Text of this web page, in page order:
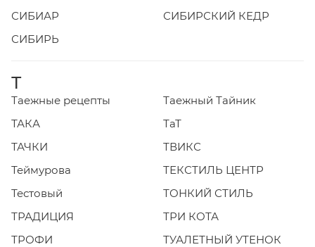
СИБИАР
СИБИРСКИЙ КЕДР
СИБИРЬ
Т
Таежные рецепты
Таежный Тайник
ТАКА
ТаТ
ТАЧКИ
ТВИКС
Теймурова
ТЕКСТИЛЬ ЦЕНТР
Тестовый
ТОНКИЙ СТИЛЬ
ТРАДИЦИЯ
ТРИ КОТА
ТРОФИ
ТУАЛЕТНЫЙ УТЕНОК